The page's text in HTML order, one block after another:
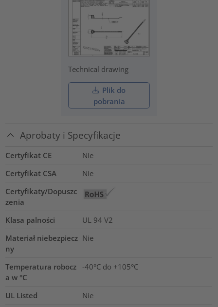
Technical drawing
Plik do
pobrania
Aprobaty i Specyfikacje
Certyfikat CE
Nie
Certyfikat CSA
Nie
Certyfikaty/Dopuszc
zenia
Klasa palności
UL 94 V2
Materiał niebezpiecz
ny
Nie
Temperatura robocz
a w °C
-40°C do +105°C
UL Listed
Nie